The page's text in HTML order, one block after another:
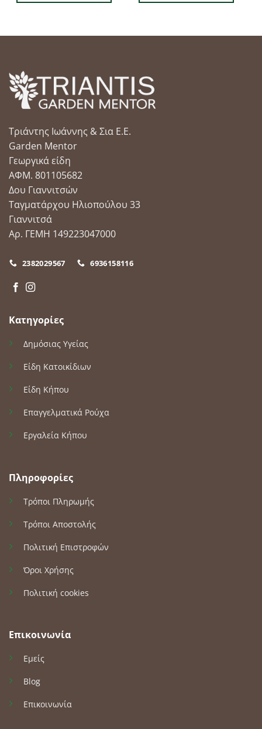
Τριάντης Ιωάννης & Σια Ε.Ε.
Garden Mentor
Γεωργικά είδη
ΑΦΜ. 801105682
Δου Γιαννιτσών
Ταγματάρχου Ηλιοπούλου 33
Γιαννιτσά
Αρ. ΓΕΜΗ 149223047000
2382029567 6936158116
Κατηγορίες
Δημόσιας Υγείας
Είδη Κατοικίδιων
Είδη Κήπου
Επαγγελματικά Ρούχα
Εργαλεία Κήπου
Πληροφορίες
Τρόποι Πληρωμής
Τρόποι Αποστολής
Πολιτική Επιστροφών
Όροι Χρήσης
Πολιτική cookies
Επικοινωνία
Εμείς
Blog
Επικοινωνία